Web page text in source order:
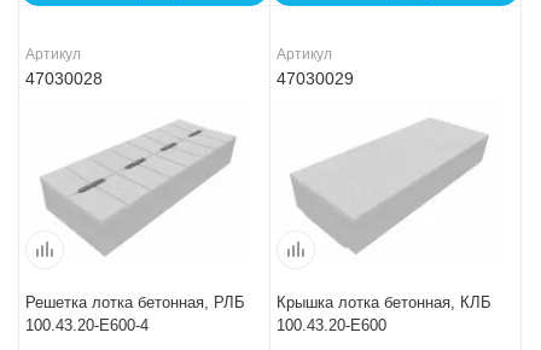
Артикул
47030028
Решетка лотка бетонная, РЛБ
100.43.20-E600-4
Артикул
47030029
Крышка лотка бетонная, КЛБ
100.43.20-E600